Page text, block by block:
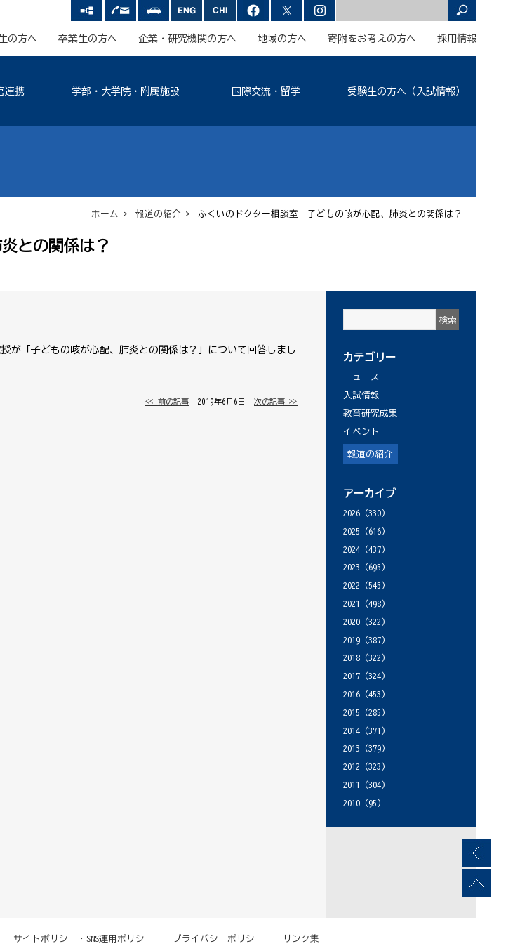
の方へ 卒業生の方へ 企業・研究機関の方へ 地域の方へ 寄附をお考えの方へ 採用情報
連携 学部・大学院・附属施設 国際交流・留学 受験生の方へ（入試情報）
ホーム > 報道の紹介 > ふくいのドクター相談室 子どもの咳が心配、肺炎との関係は？
との関係は？
「子どもの咳が心配、肺炎との関係は？」について回答しまし
<< 前の記事 │ 2019年6月6日 │ 次の記事 >>
カテゴリー
ニュース
入試情報
教育研究成果
イベント
報道の紹介
アーカイブ
2026 (330)
2025 (616)
2024 (437)
2023 (695)
2022 (545)
2021
(498)
2020 (322)
2019 (387)
2018 (322)
2017 (324)
2016 (453)
2015 (285)
2014 (371)
2013 (379)
2012 (323)
2011
(304)
2010 (95)
サイトポリシー・SNS運用ポリシー プライバシーポリシー リンク集